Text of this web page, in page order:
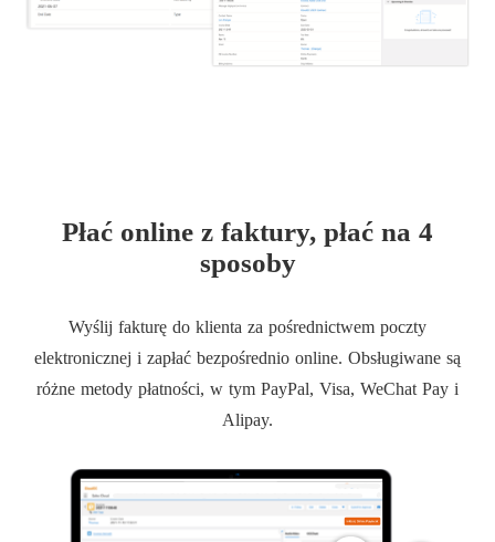
Płać online z faktury, płać na 4
sposoby
Wyślij fakturę do klienta za pośrednictwem poczty
elektronicznej i zapłać bezpośrednio online. Obsługiwane są
różne metody płatności, w tym PayPal, Visa, WeChat Pay i
Alipay.